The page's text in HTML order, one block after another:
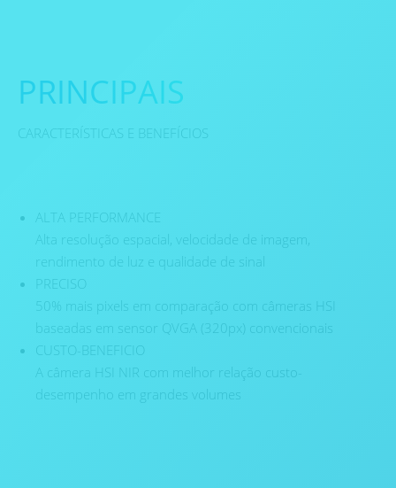
PRINCIPAIS
CARACTERÍSTICAS E BENEFÍCIOS
ALTA PERFORMANCE
Alta resolução espacial, velocidade de imagem,
rendimento de luz e qualidade de sinal
PRECISO
50% mais pixels em comparação com câmeras HSI
baseadas em sensor QVGA (320px) convencionais
CUSTO-BENEFICIO
A câmera HSI NIR com melhor relação custo-
desempenho em grandes volumes